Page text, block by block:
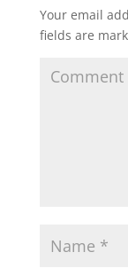
Your email
fields are